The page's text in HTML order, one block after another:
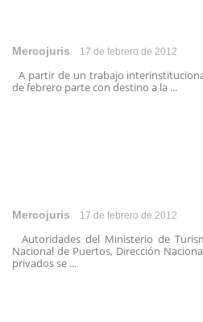
Mercojuris 17 de febrero de 2012
A partir de un trabajo
de febrero parte con destino a la ...
Mercojuris 17 de febrero de 2012
Autoridades del Ministerio de
Nacional de Puertos, Dirección
privados se ...